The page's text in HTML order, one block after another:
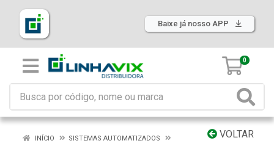
Baixe já nosso APP
0
VOLTAR
INÍCIO
SISTEMAS AUTOMATIZADOS